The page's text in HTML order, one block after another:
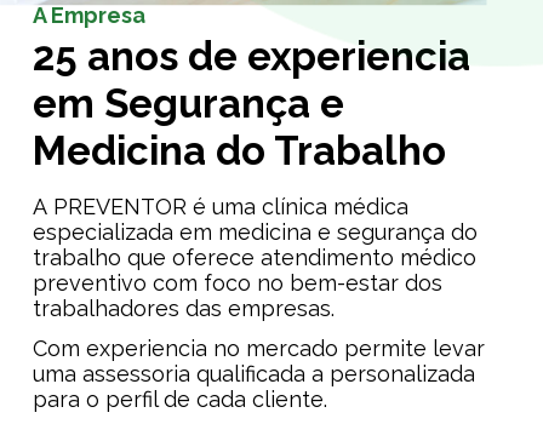
A Empresa
25 anos de experiencia
em Segurança e
Medicina do Trabalho
A PREVENTOR é uma clínica médica
especializada em medicina e segurança do
trabalho que oferece atendimento médico
preventivo com foco no bem-estar dos
trabalhadores das empresas.
Com experiencia no mercado permite levar
uma assessoria qualificada a personalizada
para o perfil de cada cliente.